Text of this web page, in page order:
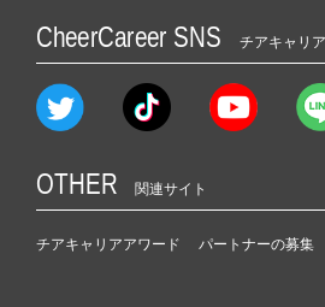
CheerCareer SNS チアキャリ
OTHER 関連サイト
チアキャリアアワード パートナーの募集